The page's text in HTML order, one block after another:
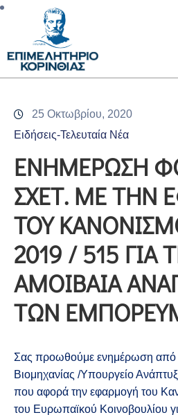
Επιμελητήριο
Υπηρεσίες
Προγράμματα
Δράσεις
Εκδηλώσεις
Επικοινωνία
25 Οκτωβρίου, 2020
Ειδήσεις-Τελευταία Νέα
ΕΝΗΜΕΡΩΣΗ
ΣΧΕΤ. ΜΕ ΤΗΝ
ΤΟΥ
2019 / 515 ΓΙΑ
ΑΜΟΙΒΑΙΑ
ΤΩΝ
Σας προωθούμε ενημέρωση από
Βιομηχανίας /Υπουργείο
που αφορά την εφαρμογή του
του Ευρωπαϊκού Κοινοβουλίου